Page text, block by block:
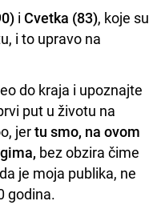
i Cvetka (83), koje su
i to upravo na
do kraja i upoznajte
put u životu na
jertu smo, na ovom
bez obzira čime
je moja publika, ne
godina.